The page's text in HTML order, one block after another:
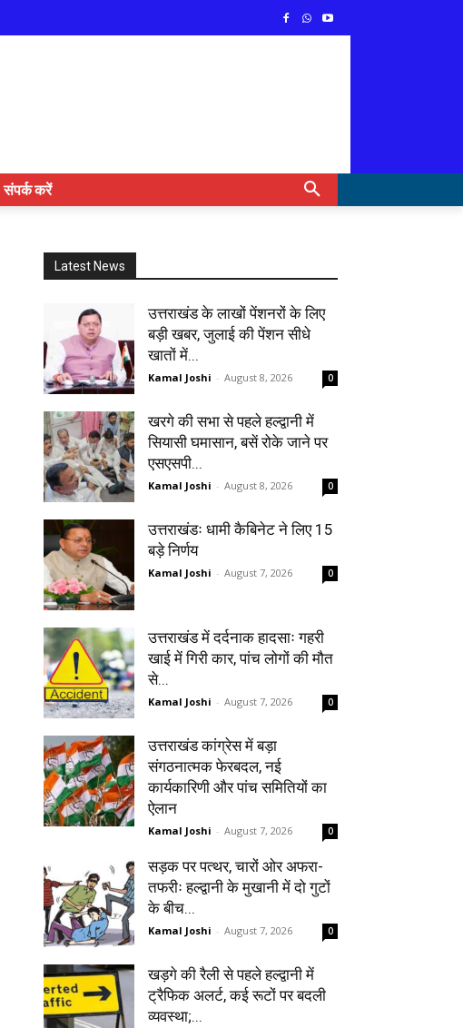
संपर्क करें
Latest News
उत्तराखंड के लाखों पेंशनरों के लिए
बड़ी खबर, जुलाई की पेंशन सीधे
खातों में...
Kamal Joshi - August 8, 2026 0
खरगे की सभा से पहले हल्द्वानी में
सियासी घमासान, बसें रोके जाने पर
एसएसपी...
Kamal Joshi - August 8, 2026 0
उत्तराखंडः धामी कैबिनेट ने लिए 15
बड़े निर्णय
Kamal Joshi - August 7, 2026 0
उत्तराखंड में दर्दनाक हादसाः गहरी
खाई में गिरी कार, पांच लोगों की मौत
से...
Kamal Joshi - August 7, 2026 0
उत्तराखंड कांग्रेस में बड़ा
संगठनात्मक फेरबदल, नई
कार्यकारिणी और पांच समितियों का
ऐलान
Kamal Joshi - August 7, 2026 0
सड़क पर पत्थर, चारों ओर अफरा-
तफरीः हल्द्वानी के मुखानी में दो गुटों
के बीच...
Kamal Joshi - August 7, 2026 0
खड़गे की रैली से पहले हल्द्वानी में
ट्रैफिक अलर्ट, कई रूटों पर बदली
व्यवस्था;...